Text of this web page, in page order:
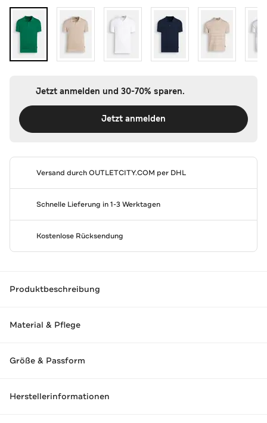
Jetzt anmelden und 30-70% sparen.
Jetzt anmelden
Versand durchOUTLETCITY.COM per DHL
Schnelle Lieferung in 1-3 Werktagen
Kostenlose Rücksendung
Produktbeschreibung
Material & Pflege
Größe & Passform
Herstellerinformationen